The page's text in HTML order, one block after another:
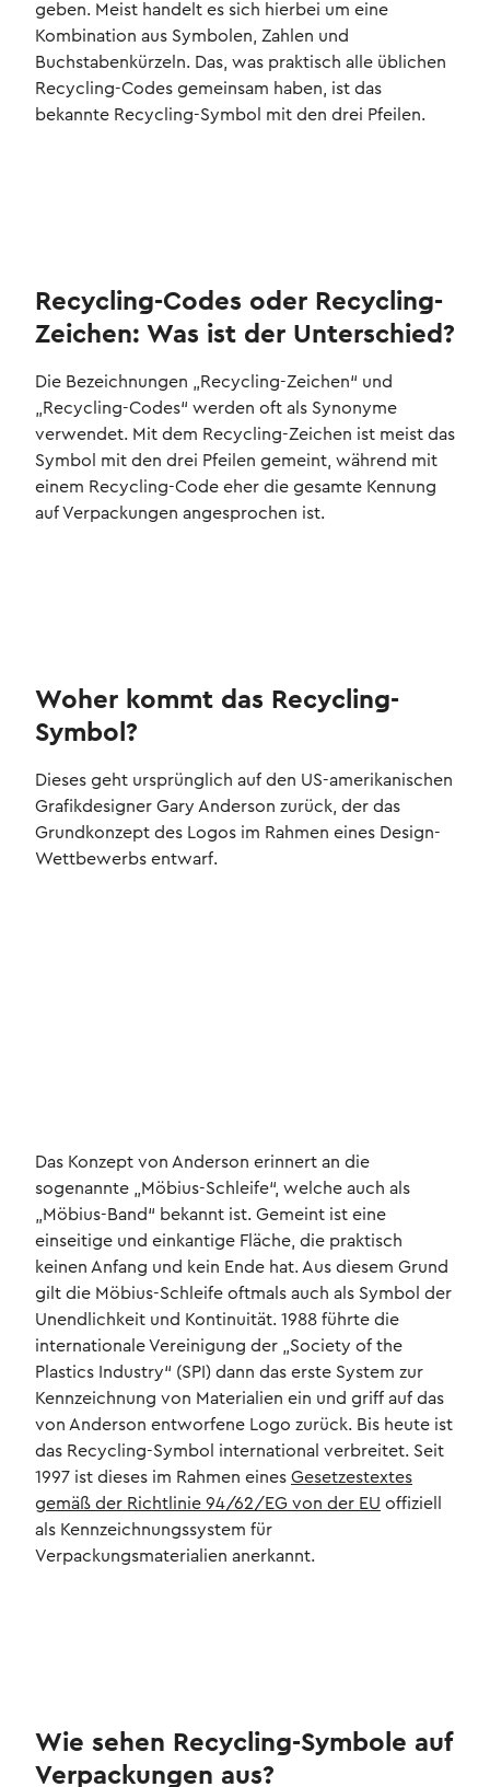
geben. Meist handelt es sich hierbei um eine
Kombination aus Symbolen, Zahlen und
Buchstabenkürzeln. Das, was praktisch alle üblichen
Recycling-Codes gemeinsam haben, ist das
bekannte Recycling-Symbol mit den drei Pfeilen.
Recycling-Codes oder Recycling-
Zeichen: Was ist der Unterschied?
Die Bezeichnungen „Recycling-Zeichen“ und
„Recycling-Codes“ werden oft als Synonyme
verwendet. Mit dem Recycling-Zeichen ist meist das
Symbol mit den drei Pfeilen gemeint, während mit
einem Recycling-Code eher die gesamte Kennung
auf Verpackungen angesprochen ist.
Woher kommt das Recycling-
Symbol?
Dieses geht ursprünglich auf den US-amerikanischen
Grafikdesigner Gary Anderson zurück, der das
Grundkonzept des Logos im Rahmen eines Design-
Wettbewerbs entwarf.
Das Konzept von Anderson erinnert an die
sogenannte „Möbius-Schleife“, welche auch als
„Möbius-Band“ bekannt ist. Gemeint ist eine
einseitige und einkantige Fläche, die praktisch
keinen Anfang und kein Ende hat. Aus diesem Grund
gilt die Möbius-Schleife oftmals auch als Symbol der
Unendlichkeit und Kontinuität. 1988 führte die
internationale Vereinigung der „Society of the
Plastics Industry“ (SPI) dann das erste System zur
Kennzeichnung von Materialien ein und griff auf das
von Anderson entworfene Logo zurück. Bis heute ist
das Recycling-Symbol international verbreitet. Seit
1997 ist dieses im Rahmen eines Gesetzestextes
gemäß der Richtlinie 94/62/EG von der EU offiziell
als Kennzeichnungssystem für
Verpackungsmaterialien anerkannt.
Wie sehen Recycling-Symbole auf
Verpackungen aus?